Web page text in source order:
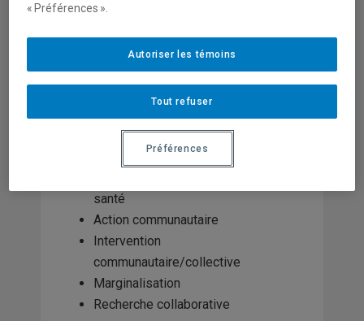
AXE DE RECHERCHE
Politiques et pratiques sociales
DOMAINES D'EXPERTISE
Action intersectorielle
Inégalités sociales de santé
santé
Action communautaire
Intervention
communautaire/collective
Marginalisation
Recherche collaborative
« Préférences ».
Tout refuser
Autoriser les témoins
Préférences